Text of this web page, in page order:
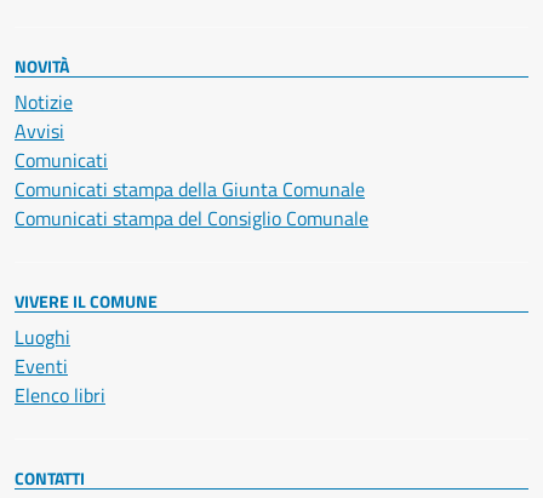
NOVITÀ
Notizie
Avvisi
Comunicati
Comunicati stampa della Giunta Comunale
Comunicati stampa del Consiglio Comunale
VIVERE IL COMUNE
Luoghi
Eventi
Elenco libri
CONTATTI